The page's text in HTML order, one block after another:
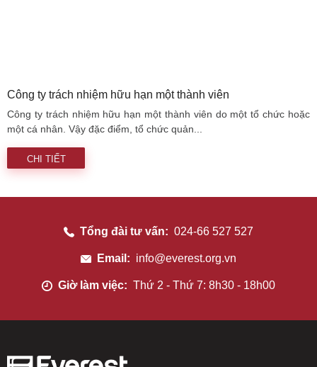
Công ty trách nhiệm hữu hạn một thành viên
Công ty trách nhiệm hữu hạn một thành viên do một tổ chức hoặc
một cá nhân. Vậy đặc điểm, tổ chức quản...
CHI TIẾT
Tổng đài tư vấn: 024-66 527 527
Email: info@everest.org.vn
Giờ làm việc: Thứ 2 - Thứ 7: 8h30 - 18h00